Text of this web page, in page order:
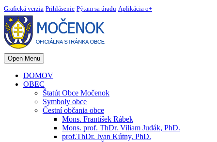
Grafická verzia Prihlásenie Pýtam sa úradu Aplikácia o+
Open Menu
DOMOV
OBEC
Štatút Obce Močenok
Symboly obce
Čestní občania obce
Mons. František Rábek
Mons. prof. ThDr. Viliam Judák, PhD.
prof.ThDr. Ivan Kútny, PhD.